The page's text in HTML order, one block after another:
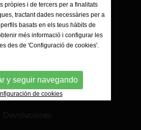
Pago online
Devoluciones
pròpies i de tercers per a finalitats
tractant dades necessàries per a
basats en els teus hàbits de
més informació i configurar les
des de 'Configuració de cookies'.
y seguir navegando
de cookies